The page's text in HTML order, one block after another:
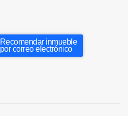
Recomendar inmueble
por correo electrónico